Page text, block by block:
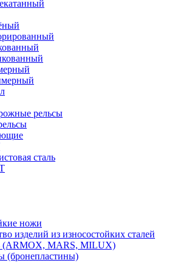
рельсы
сталь
ножи
изделий из износостойких сталей
(ARMOX, MARS, MILUX)
(бронепластины)